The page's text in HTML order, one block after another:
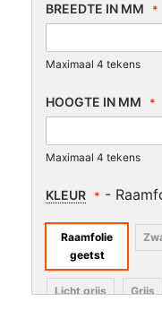
BREEDTE IN MM
Maximaal 4 tekens
HOOGTE IN MM
Maximaal 4 tekens
KLEUR -
Raamfolie
geetst
Licht grijs Grijs